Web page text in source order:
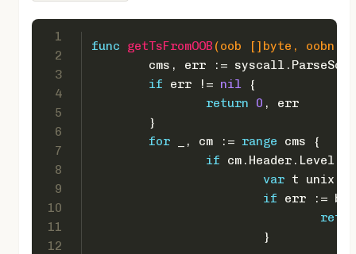
1
2
3
4
5
6
7
8
9
10
11
12
func getTsFromOOB (oob [] byte , oobn
cms, err :=
if err != nil {
return
0 , err
	}
for _, cm := range cms {
if cm.Header.Level
var t
if err :=
			}